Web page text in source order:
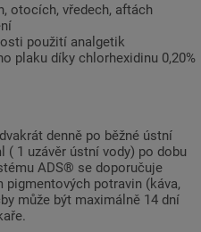
otocích, vředech, aftách
použití analgetik
plaku díky chlorhexidinu 0,20%
denně po běžné ústní
( 1 uzávěr ústní vody) po dobu
ADS® se doporučuje
potravin (káva,
může být maximálně 14 dní